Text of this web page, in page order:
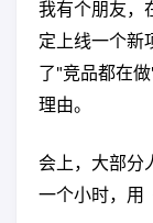
我有个朋友，
定上线一个新
了"竞品都在
理由。
会上，大部分
一个小时，用